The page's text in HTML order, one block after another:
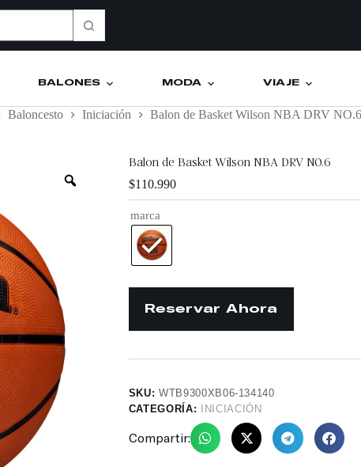
BALONES MODA VIAJE
Baloncesto Iniciación Balon de Basket Wilson NBA DRV NO.6
Balon de Basket Wilson NBA DRV NO.6
$110.990
marca
SKU:WTB9300XB06-134140
CATEGORÍA:
INICIACIÓN
Compartir: